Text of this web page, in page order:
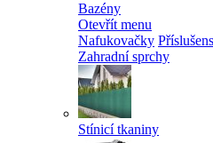
Bazény
Otevřít menu
Nafukovačky
Zahradní sprchy
Stínicí tkaniny